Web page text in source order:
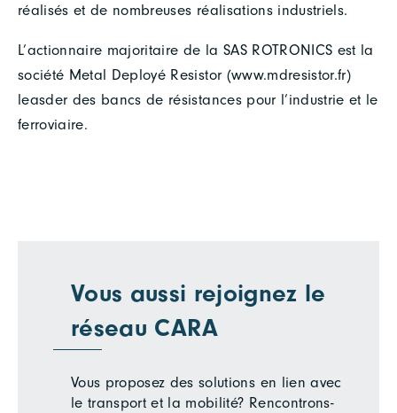
réalisés et de nombreuses réalisations industriels.
L’actionnaire majoritaire de la SAS ROTRONICS est la
société Metal Deployé Resistor (www.mdresistor.fr)
leasder des bancs de résistances pour l’industrie et le
ferroviaire.
Vous aussi rejoignez le
réseau CARA
Vous proposez des solutions en lien avec
le transport et la mobilité? Rencontrons-